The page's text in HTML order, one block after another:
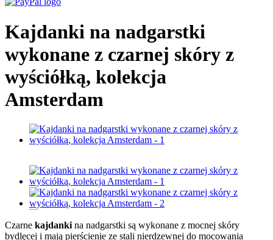
Kajdanki na nadgarstki
wykonane z czarnej skóry z
wyściółką, kolekcja
Amsterdam
Czarne kajdanki na nadgarstki są wykonane z mocnej skóry
bydlęcej i mają pierścienie ze stali nierdzewnej do mocowania